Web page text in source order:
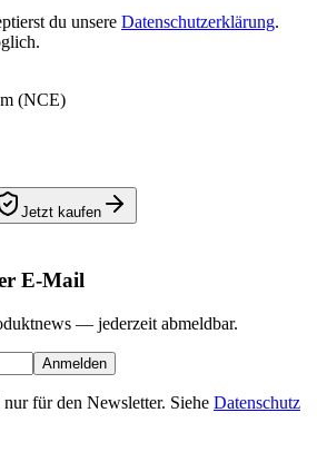
du unsere Datenschutzerklärung.
(NCE)
Jetzt kaufen
E-Mail
— jederzeit abmeldbar.
Anmelden
für den Newsletter. Siehe Datenschutz